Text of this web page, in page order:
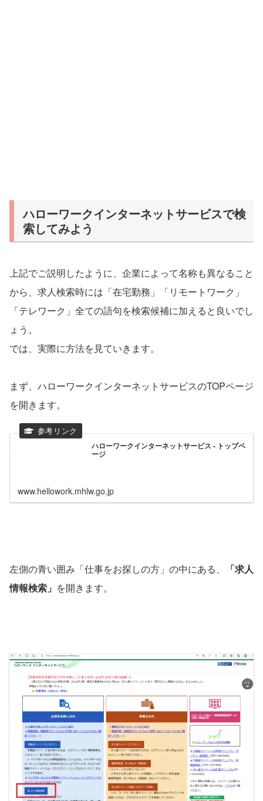
ハローワークインターネットサービスで検
索してみよう
上記でご説明したように、企業によって名称も異なること
から、求人検索時には「在宅勤務」「リモートワーク」
「テレワーク」全ての語句を検索候補に加えると良いでし
ょう。
では、実際に方法を見ていきます。
まず、ハローワークインターネットサービスのTOPページ
を開きます。
ハローワークインターネットサービス - トップペ
ージ
www.hellowork.mhlw.go.jp
左側の青い囲み「仕事をお探しの方」の中にある、
「求人
情報検索」 を開きます。